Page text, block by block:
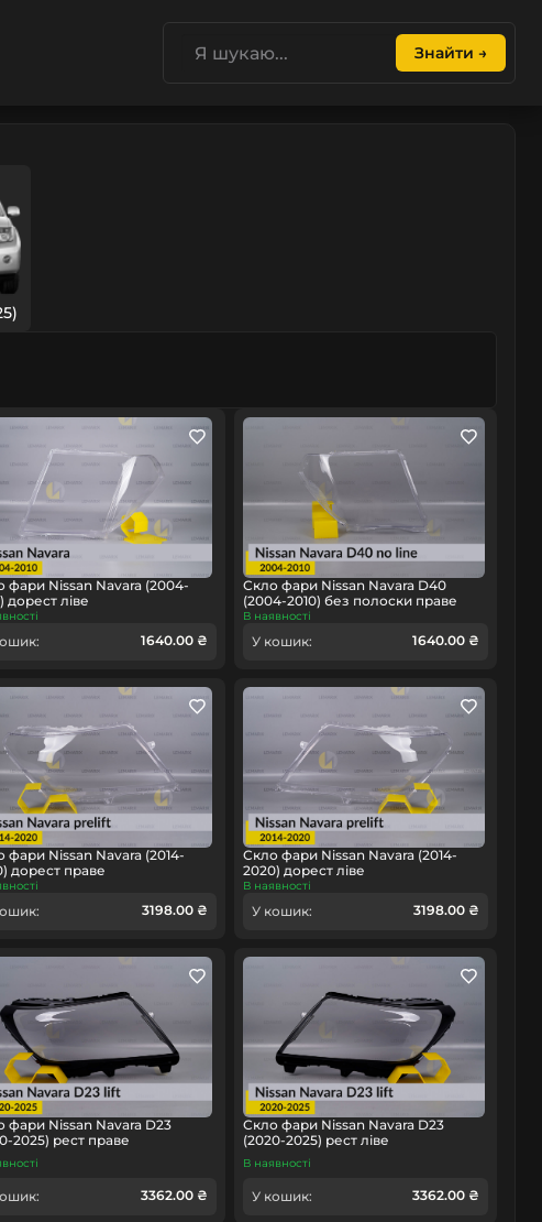
Знайти →
фари Nissan Navara (2004-
дорест ліве
1640.00 ₴
Скло фари Nissan Navara D40
(2004-2010) без полоски праве
В наявності
У кошик: 1640.00 ₴
фари Nissan Navara (2014-
дорест праве
3198.00 ₴
Скло фари Nissan Navara (2014-
2020) дорест ліве
В наявності
У кошик: 3198.00 ₴
фари Nissan Navara D23
2025) рест праве
3362.00 ₴
Скло фари Nissan Navara D23
(2020-2025) рест ліве
В наявності
У кошик: 3362.00 ₴